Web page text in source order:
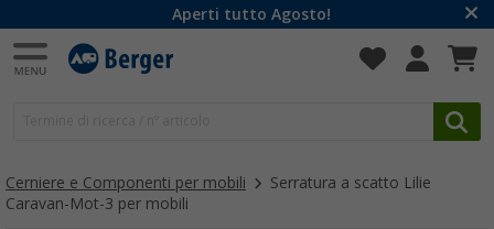
Aperti tutto Agosto!
Cerniere e Componenti per mobili
Serratura a scatto Lilie
Caravan-Mot-3 per mobili